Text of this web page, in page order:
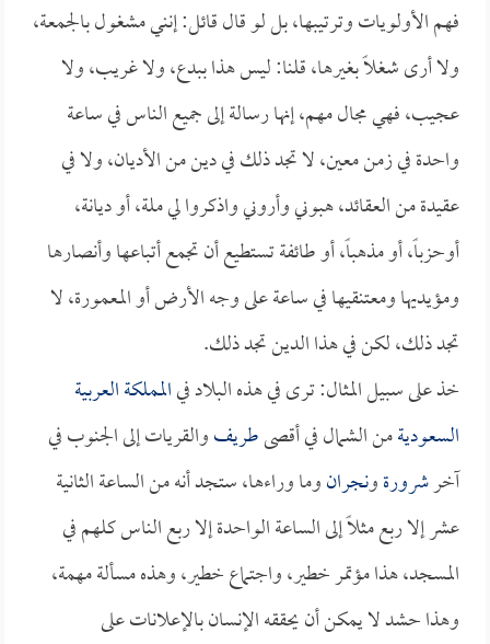
فهم الأولويات وترتيبها، بل لو قال قائل: إنني مشغول بالجمعة،
ولا أرى شغلاً بغيرها، قلنا: ليس هذا ببدع، ولا غريب، ولا
عجيب، فهي مجال مهم، إنها رسالة إلى جميع الناس في ساعة
واحدة في زمن معين، لا تجد ذلك في دين من الأديان، ولا في
عقيدة من العقائد، هبوني وأروني واذكروا لي ملة، أو ديانة،
أوحزباً، أو مذهباً، أو طائفة تستطيع أن تجمع أتباعها وأنصارها
ومؤيديها ومعتنقيها في ساعة على وجه الأرض أو المعمورة، لا
تجد ذلك، لكن في هذا الدين تجد ذلك.
خذ على سبيل المثال: ترى في هذه البلاد فيالمملكة العربية
السعوديةمن الشمال في أقصىطريفوالقريات إلى الجنوب في
آخرشرورةونجرانوما وراءها، ستجد أنه من الساعة الثانية
عشر إلا ربع مثلاً إلى الساعة الواحدة إلا ربع الناس كلهم في
المسجد، هذا مؤتمر خطير، واجتماع خطير، وهذه مسألة مهمة،
وهذا حشد لا يمكن أن يحققه الإنسان بالإعلانات على